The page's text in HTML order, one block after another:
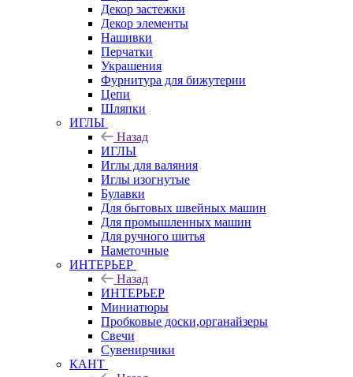
Декор застежки
Декор элементы
Нашивки
Перчатки
Украшения
Фурнитура для бижутерии
Цепи
Шляпки
ИГЛЫ
Назад
ИГЛЫ
Иглы для валяния
Иглы изогнутые
Булавки
Для бытовых швейных машин
Для промышленных машин
Для ручного шитья
Наметочные
ИНТЕРЬЕР
Назад
ИНТЕРЬЕР
Миниатюры
Пробковые доски,органайзеры
Свечи
Сувенирчики
КАНТ